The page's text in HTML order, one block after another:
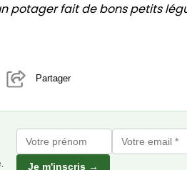
potager fait de bons petits
Partager
Je m'inscris →